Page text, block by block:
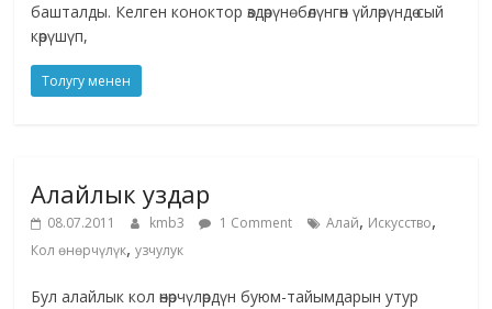
башталды. Келген коноктор өздөрүнө бөлүнгөн үйлөрүндө сый
көрүшүп,
Толугу менен
Алайлык уздар
08.07.2011 kmb3 1 Comment Алай, Искусство,
Кол өнөрчүлүк,узчулук
Бул алайлык кол өнөрчүлөрдүн буюм-тайымдарын утур